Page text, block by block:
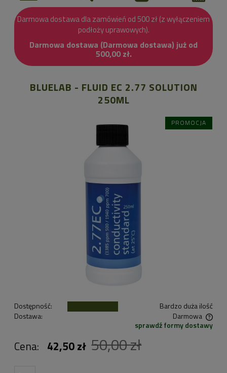
Darmowa dostawa dla zamówień od 500 zł (z wyłączeniem
podłoży uprawowych).
Darmowa dostawa (Darmowa dostawa) już od
500,00 zł.
BLUELAB - FLUID EC 2.77 SOLUTION
250ML
PROMOCJA
Dostępność:
Bardzo duża ilość
Dostawa:
Darmowa
Cena nie zawiera ewentualnych kosztów płatnościsprawdź formy dostawy
Cena: 42,50 zł 50,00 zł